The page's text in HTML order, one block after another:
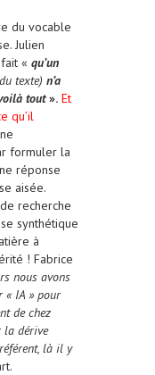
du vocable
Julien
« qu’un
texte) n’a
tout». Et
qu’il
formuler la
réponse
aisée.
recherche
synthétique
à
! Fabrice
nous avons
« IA » pour
de chez
la dérive
là il y